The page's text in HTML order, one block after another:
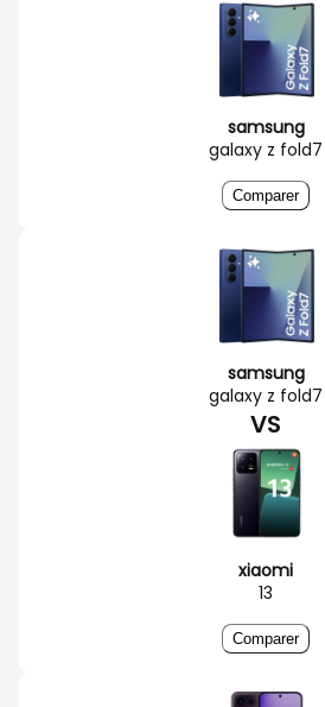
samsung
galaxy z fold7
Comparer
samsung
galaxy z fold7
VS
xiaomi
13
Comparer